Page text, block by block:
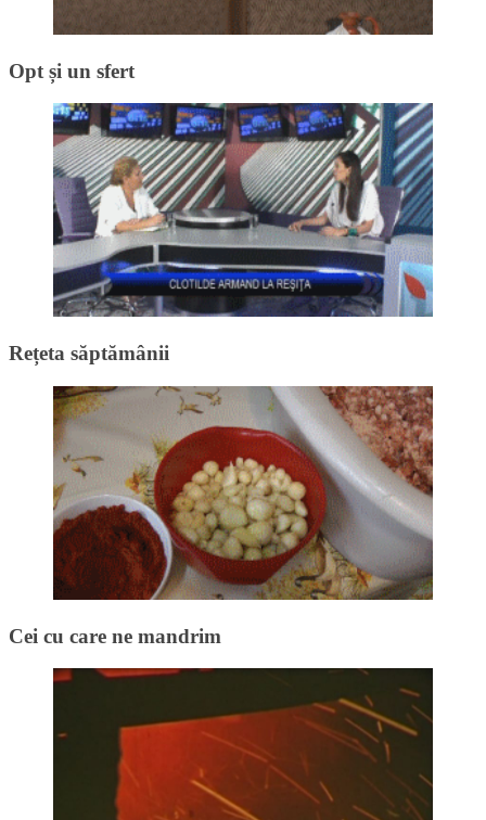
Opt și un sfert
Rețeta săptămânii
Cei cu care ne mandrim